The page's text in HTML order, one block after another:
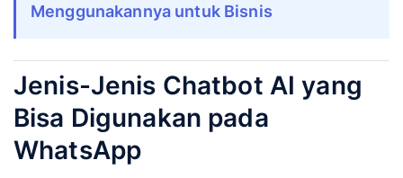
Menggunakannya untuk Bisnis
Jenis-Jenis Chatbot AI yang
Bisa Digunakan pada
WhatsApp